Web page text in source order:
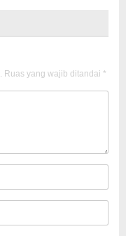
Ruas yang wajib ditandai *